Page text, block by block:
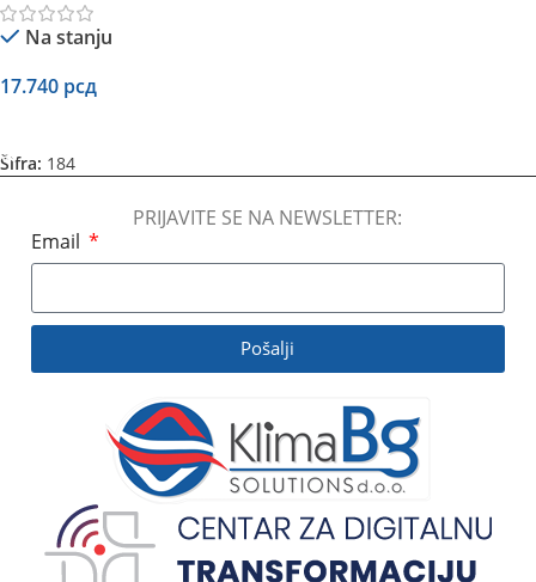
Na stanju
17.740 рсд
Šifra: 184
PRIJAVITE SE NA NEWSLETTER:
Email
Pošalji